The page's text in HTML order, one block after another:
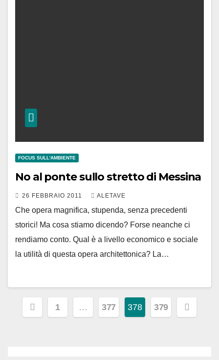
FOCUS SULL'AMBIENTE
No al ponte sullo stretto di Messina
26 FEBBRAIO 2011 ALETAVE
Che opera magnifica, stupenda, senza precedenti
storici! Ma cosa stiamo dicendo? Forse neanche ci
rendiamo conto. Qual è a livello economico e sociale
la utilità di questa opera architettonica? La…
Paginazione
1 … 377 378 379